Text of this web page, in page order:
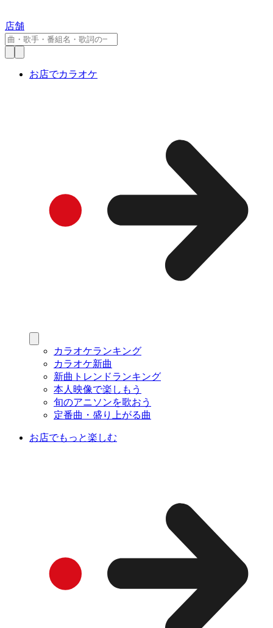
店舗
お店でカラオケ
カラオケランキング
カラオケ新曲
新曲トレンドランキング
本人映像で楽しもう
旬のアニソンを歌おう
定番曲・盛り上がる曲
お店でもっと楽しむ